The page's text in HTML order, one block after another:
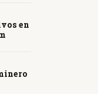
en